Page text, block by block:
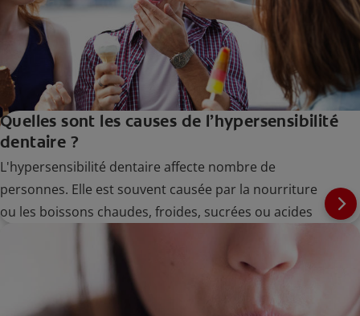
Quelles sont les causes de l’hypersensibilité
dentaire ?
L'hypersensibilité dentaire affecte nombre de
personnes. Elle est souvent causée par la nourriture
ou les boissons chaudes, froides, sucrées ou acides